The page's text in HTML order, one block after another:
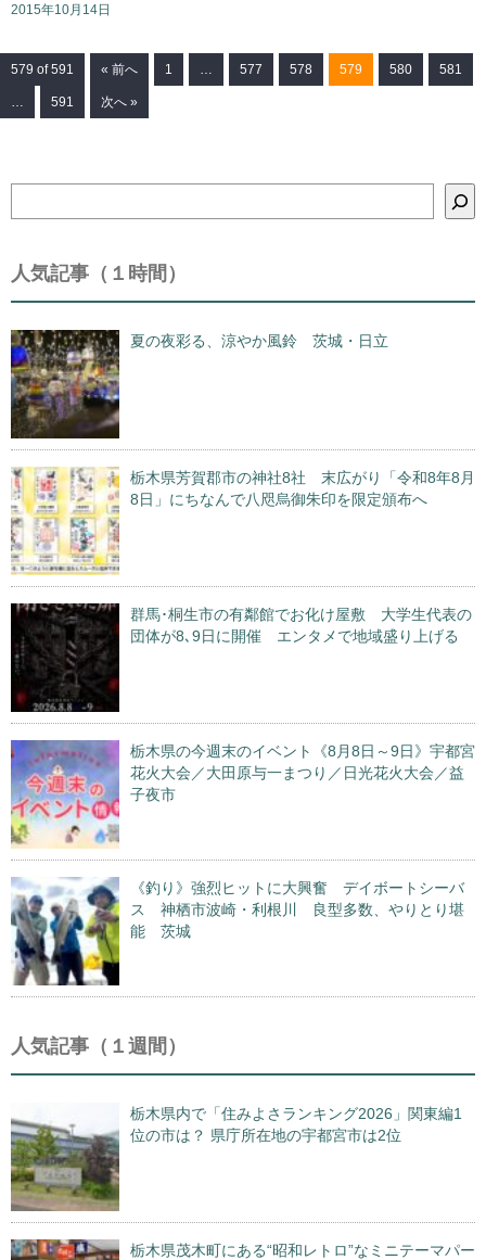
2015年10月14日
579 of 591 « 前へ 1 … 577 578 579 580 581
… 591 次へ »
索
人気記事（１時間）
夏の夜彩る、涼やか風鈴 茨城・日立
栃木県芳賀郡市の神社8社 末広がり「令和8年8月
8日」にちなんで八咫烏御朱印を限定頒布へ
群馬･桐生市の有鄰館でお化け屋敷 大学生代表の
団体が8､9日に開催 エンタメで地域盛り上げる
栃木県の今週末のイベント《8月8日～9日》宇都宮
花火大会／大田原与一まつり／日光花火大会／益
子夜市
《釣り》強烈ヒットに大興奮 デイボートシーバ
ス 神栖市波崎・利根川 良型多数、やりとり堪
能 茨城
人気記事（１週間）
栃木県内で「住みよさランキング2026」関東編1
位の市は？ 県庁所在地の宇都宮市は2位
栃木県茂木町にある“昭和レトロ”なミニテーマパー